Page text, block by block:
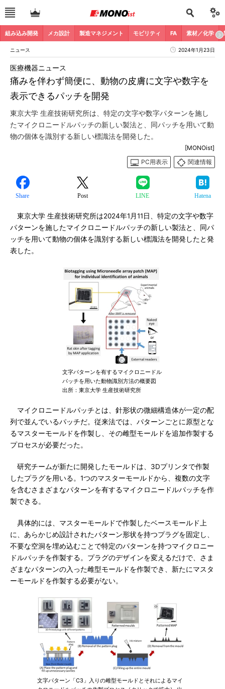
組み込み開発 メカ設計 製造マネジメント モビリティ FA 素材／化学
ニュース 2024年1月23日
痛みを伴わず簡便に、動物の皮膚に文字や数字を
表示できるパッチを開発
医療機器ニュース
東京大学 生産技術研究所は、特定の文字や数字パターンを施し
たマイクロニードルパッチの新しい製法と、同パッチを用いて動
物の個体を識別する新しい標識法を開発した。
[MONOist]
PC用表示
関連情報
Share Post LINE Hatena
東京大学 生産技術研究所は2024年1月11日、特定の文字や数字
パターンを施したマイクロニードルパッチの新しい製法と、同パ
ッチを用いて動物の個体を識別する新しい標識法を開発したと発
表した。
文字パターンを有するマイクロニードル
パッチを用いた動物識別方法の概要図
出所：東京大学 生産技術研究所
マイクロニードルパッチとは、針形状の微細構造体が一定の配
列で並んでいるパッチだ。従来法では、パターンごとに原型とな
るマスターモールドを作製し、その雌型モールドを追加作製する
プロセスが必要だった。
研究チームが新たに開発したモールドは、3Dプリンタで作製
したプラグを用いる。1つのマスターモールドから、複数の文字
を含むさまざまなパターンを有するマイクロニードルパッチを作
製できる。
具体的には、マスターモールドで作製したベースモールド上
に、あらかじめ設計されたパターン形状を持つプラグを固定し、
不要な空洞を埋め込むことで特定のパターンを持つマイクロニー
ドルパッチを作製する。プラグのデザインを変えるだけで、さま
ざまなパターンの入った雌型モールドを作製でき、新たにマスタ
ーモールドを作製する必要がない。
文字パターン「C3」入りの雌型モールドとそれによるマイ